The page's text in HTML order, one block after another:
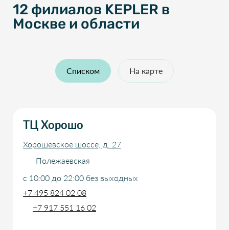
12 филиалов KEPLER в
Москве и области
Списком На карте
+7 917 551 16 02
ТЦ Хорошо
Хорошевское шоссе, д. 27
Полежаевская
с 10:00 до 22:00 без выходных
+7 495 824 02 08